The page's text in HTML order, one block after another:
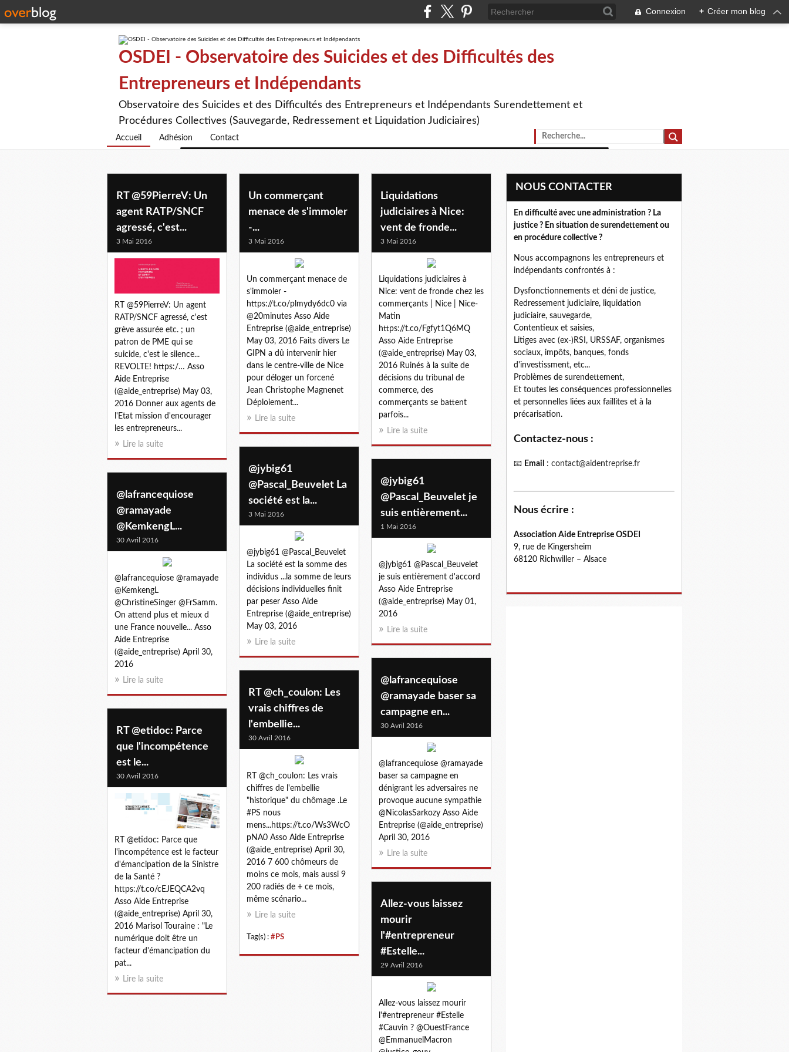
Connexion + Créer mon blog
OSDEI - Observatoire des Suicides et des Difficultés des
Entrepreneurs et Indépendants
Observatoire des Suicides et des Difficultés des Entrepreneurs et Indépendants Surendettement et
Procédures Collectives (Sauvegarde, Redressement et Liquidation Judiciaires)
Accueil Adhésion Contact
RT @59PierreV: Un
agent RATP/SNCF
agressé, c'est...
3 Mai 2016
RT @59PierreV: Un agent
RATP/SNCF agressé, c'est
grève assurée etc. ; un
patron de PME qui se
suicide, c'est le silence...
REVOLTE! https:/… Asso
Aide Entreprise
(@aide_entreprise) May 03,
2016 Donner aux agents de
l'Etat mission d'encourager
les entrepreneurs...
Lire la suite
Un commerçant
menace de s'immoler
-...
3 Mai 2016
Un commerçant menace de
s'immoler -
https://t.co/plmydy6dc0 via
@20minutes Asso Aide
Entreprise (@aide_entreprise)
May 03, 2016 Faits divers Le
GIPN a dû intervenir hier
dans le centre-ville de Nice
pour déloger un forcené
Jean Christophe Magnenet
Déploiement...
Lire la suite
Liquidations
judiciaires à Nice:
vent de fronde...
3 Mai 2016
Liquidations judiciaires à
Nice: vent de fronde chez les
commerçants | Nice | Nice-
Matin
https://t.co/Fgfyt1Q6MQ
Asso Aide Entreprise
(@aide_entreprise) May 03,
2016 Ruinés à la suite de
décisions du tribunal de
commerce, des
commerçants se battent
parfois...
Lire la suite
@jybig61
@Pascal_Beuvelet La
société est la...
3 Mai 2016
@jybig61 @Pascal_Beuvelet
La société est la somme des
individus ...la somme de leurs
décisions individuelles finit
par peser Asso Aide
Entreprise (@aide_entreprise)
May 03, 2016
Lire la suite
@jybig61
@Pascal_Beuvelet je
suis entièrement...
1 Mai 2016
@jybig61 @Pascal_Beuvelet
je suis entièrement d'accord
Asso Aide Entreprise
(@aide_entreprise) May 01,
2016
Lire la suite
@lafrancequiose
@ramayade
@KemkengL...
30 Avril 2016
@lafrancequiose @ramayade
@KemkengL
@ChristineSinger @FrSamm.
On attend plus et mieux d
une France nouvelle... Asso
Aide Entreprise
(@aide_entreprise) April 30,
2016
Lire la suite
@lafrancequiose
@ramayade baser sa
campagne en...
30 Avril 2016
@lafrancequiose @ramayade
baser sa campagne en
dénigrant les adversaires ne
provoque aucune sympathie
@NicolasSarkozy Asso Aide
Entreprise (@aide_entreprise)
April 30, 2016
Lire la suite
RT @ch_coulon: Les
vrais chiffres de
l'embellie...
30 Avril 2016
RT @ch_coulon: Les vrais
chiffres de l'embellie
"historique" du chômage .Le
#PS nous
mens...https://t.co/Ws3WcO
pNA0 Asso Aide Entreprise
(@aide_entreprise) April 30,
2016 7 600 chômeurs de
moins ce mois, mais aussi 9
200 radiés de + ce mois,
même scénario...
Lire la suite
Tag(s) : #PS
RT @etidoc: Parce
que l'incompétence
est le...
30 Avril 2016
RT @etidoc: Parce que
l'incompétence est le facteur
d'émancipation de la Sinistre
de la Santé ?
https://t.co/cEJEQCA2vq
Asso Aide Entreprise
(@aide_entreprise) April 30,
2016 Marisol Touraine : "Le
numérique doit être un
facteur d'émancipation du
pat...
Lire la suite
Allez-vous laissez
mourir
l'#entrepreneur
#Estelle...
29 Avril 2016
Allez-vous laissez mourir
l'#entrepreneur #Estelle
#Cauvin ? @OuestFrance
@EmmanuelMacron
NOUS CONTACTER
En difficulté avec une administration ? La
justice ? En situation de surendettement ou
en procédure collective ?
Nous accompagnons les entrepreneurs et
indépendants confrontés à :
Dysfonctionnements et déni de justice,
Redressement judiciaire, liquidation
judiciaire, sauvegarde,
Contentieux et saisies,
Litiges avec (ex-)RSI, URSSAF, organismes
sociaux, impôts, banques, fonds
d'investissment, etc...
Problèmes de surendettement,
Et toutes les conséquences professionnelles
et personnelles liées aux faillites et à la
précarisation.
Contactez-nous :
📧 Email : contact@aidentreprise.fr
Nous écrire :
Association Aide Entreprise OSDEI
9, rue de Kingersheim
68120 Richwiller – Alsace